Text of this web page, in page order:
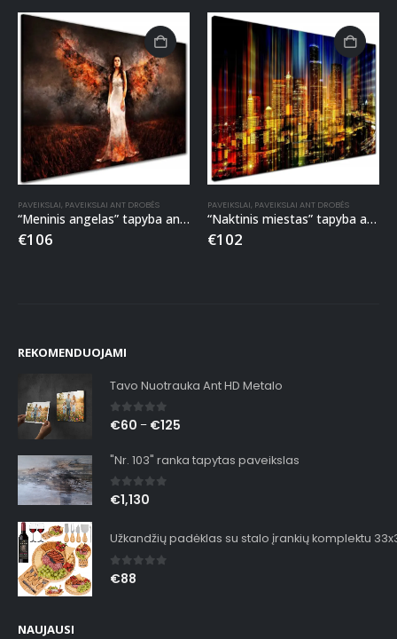
PAVEIKSLAI, PAVEIKSLAI ANT DROBĖS
“Meninis angelas” tapyba ant drobės
€106
PAVEIKSLAI, PAVEIKSLAI ANT DROBĖS
“Naktinis miestas” tapyba ant drobės
€102
REKOMENDUOJAMI
Tavo Nuotrauka Ant HD Metalo
0out of 5
€60 – €125
"Nr. 103" ranka tapytas paveikslas
0out of 5
€1,130
Užkandžių padėklas su stalo įrankių komplektu
0out of 5
€88
NAUJAUSI